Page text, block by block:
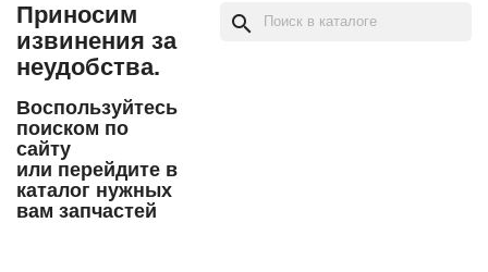
Приносим
извинения за
неудобства.
Воспользуйтесь
поиском по
сайту
или перейдите в
каталог нужных
вам запчастей
search